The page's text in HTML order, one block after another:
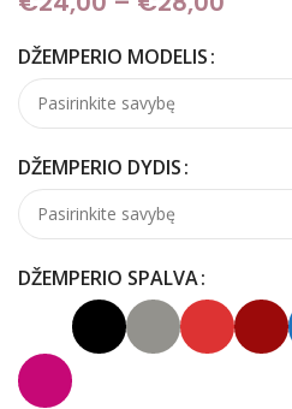
DŽEMPERIO MODELIS
DŽEMPERIO DYDIS
DŽEMPERIO SPALVA